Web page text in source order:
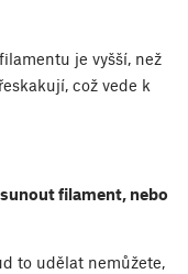
je vyšší, než
což vede k
filament, nebo
to udělat nemůžete,